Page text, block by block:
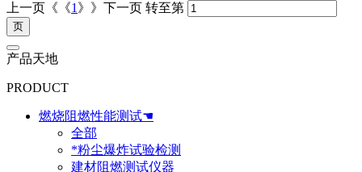
上一页《《1 》》下一页 转至第
产品天地
PRODUCT
燃烧阻燃性能测试☚
全部
*粉尘爆炸试验检测
建材阻燃测试仪器